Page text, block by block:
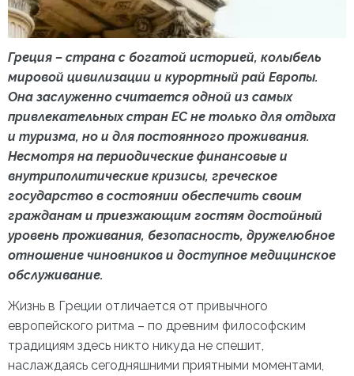
Греция – страна с богатой историей, колыбель
мировой цивилизации и курортный рай Европы.
Она заслуженно считается одной из самых
привлекательных стран ЕС не только для отдыха
и туризма, но и для постоянного проживания.
Несмотря на периодические финансовые и
внутриполитические кризисы, греческое
государство в состоянии обеспечить своим
гражданам и приезжающим гостям достойный
уровень проживания, безопасность, дружелюбное
отношение чиновников и доступное медицинское
обслуживание.
Жизнь в Греции отличается от привычного
европейского ритма – по древним философским
традициям здесь никто никуда не спешит,
наслаждаясь сегодняшними приятными моментами,